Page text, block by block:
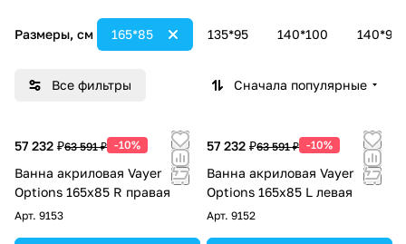
Размеры, см 135*95 140*100 140*90
165*85
Все фильтры Сначала популярные
57 232 ₽63 591 ₽ -10%
Ванна акриловая Vayer
Options 165х85 R правая
Арт. 9153
57 232 ₽63 591 ₽ -10%
Ванна акриловая Vayer
Options 165х85 L левая
Арт. 9152